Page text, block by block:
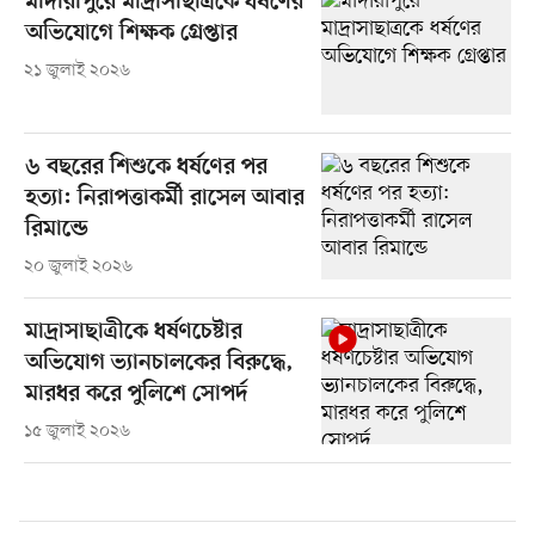
অভিযোগে শিক্ষক গ্রেপ্তার
২১ জুলাই ২০২৬
৬ বছরের শিশুকে ধর্ষণের পর
হত্যা: নিরাপত্তাকর্মী রাসেল আবার
রিমান্ডে
২০ জুলাই ২০২৬
মাদ্রাসাছাত্রীকে ধর্ষণচেষ্টার
অভিযোগ ভ্যানচালকের বিরুদ্ধে,
মারধর করে পুলিশে সোপর্দ
১৫ জুলাই ২০২৬